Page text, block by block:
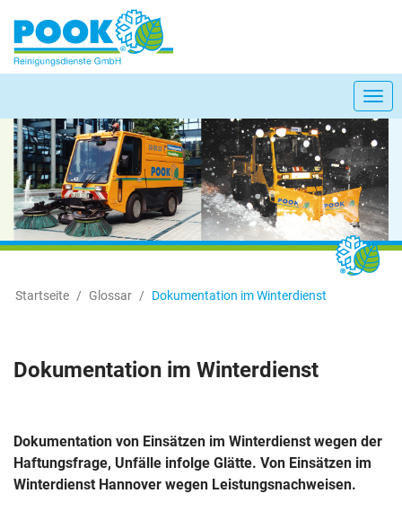
Startseite Glossar Dokumentation im Winterdienst
Dokumentation im Winterdienst
Dokumentation von Einsätzen im Winterdienst wegen der
Haftungsfrage, Unfälle infolge Glätte. Von Einsätzen im
Winterdienst Hannover wegen Leistungsnachweisen.